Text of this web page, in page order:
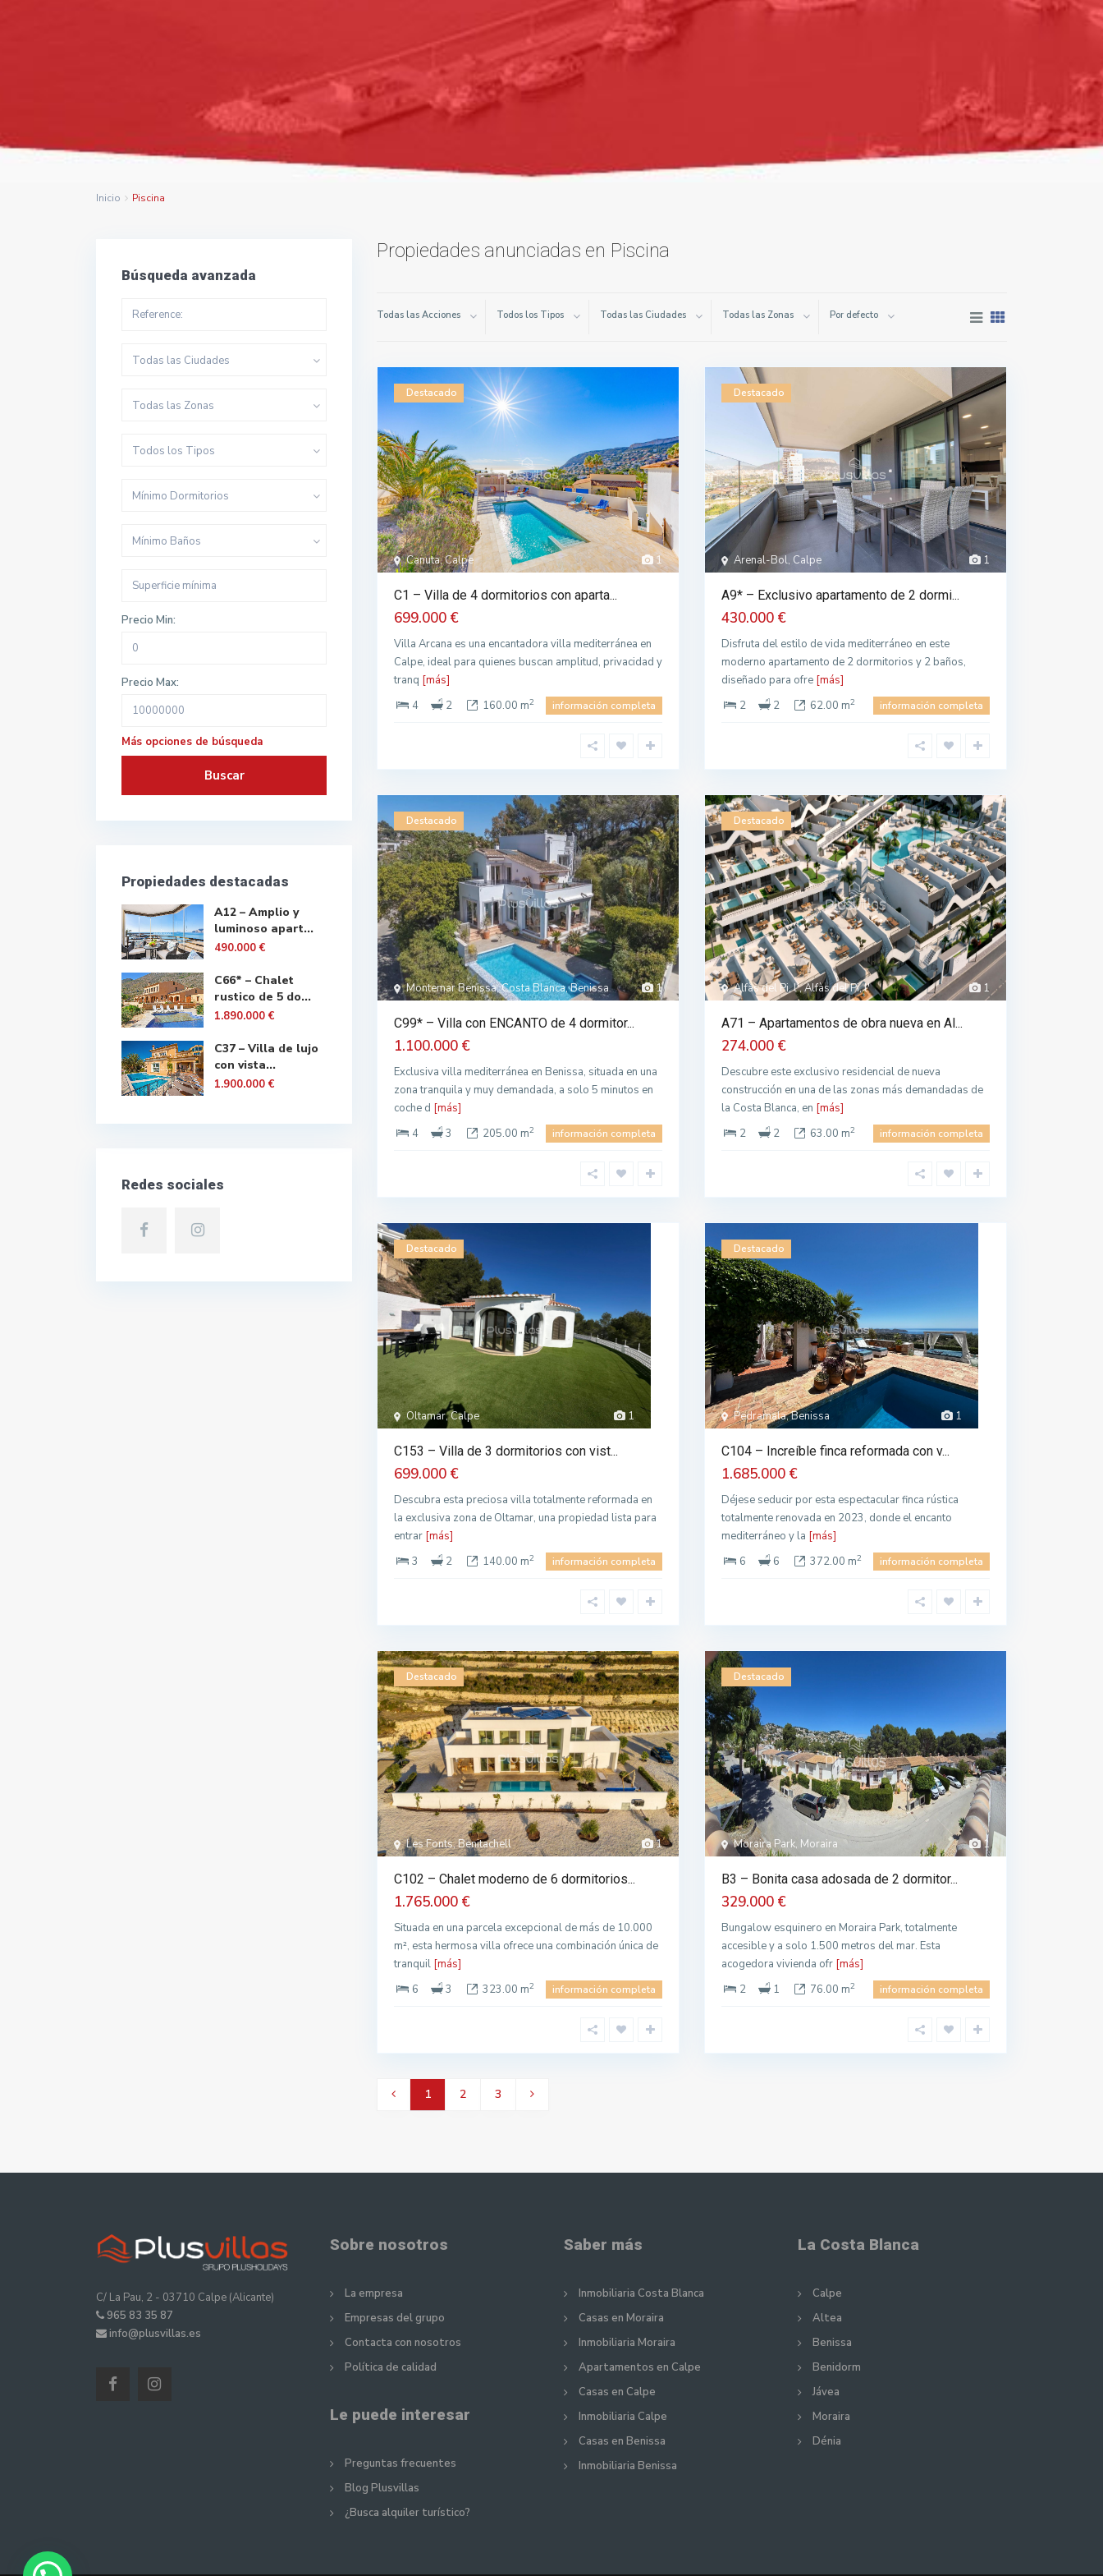
Inicio Piscina
Propiedades anunciadas en Piscina
Todas las Acciones Todos los Tipos Todas las Ciudades Todas las Zonas Por defecto
1
Canuta, Calpe
Destacado
C1 – Villa de 4 dormitorios con aparta...
699.000 €
Villa Arcana es una encantadora villa mediterránea en
Calpe, ideal para quienes buscan amplitud, privacidad y
tranq [más]
4
2 160.00 m2 información completa
1
Arenal-Bol, Calpe
Destacado
A9* – Exclusivo apartamento de 2 dormi...
430.000 €
Disfruta del estilo de vida mediterráneo en este
moderno apartamento de 2 dormitorios y 2 baños,
diseñado para ofre [más]
2
2 62.00 m2 información completa
1
Montemar Benissa, Costa Blanca, Benissa
Destacado
C99* – Villa con ENCANTO de 4 dormitor...
1.100.000 €
Exclusiva villa mediterránea en Benissa, situada en una
zona tranquila y muy demandada, a solo 5 minutos en
coche d [más]
4
3 205.00 m2 información completa
1
Alfàs del Pi, l', Alfàs del Pi, l'
Destacado
A71 – Apartamentos de obra nueva en Al...
274.000 €
Descubre este exclusivo residencial de nueva
construcción en una de las zonas más demandadas de
la Costa Blanca, en [más]
2
2 63.00 m2 información completa
1
Oltamar, Calpe
Destacado
C153 – Villa de 3 dormitorios con vist...
699.000 €
Descubra esta preciosa villa totalmente reformada en
la exclusiva zona de Oltamar, una propiedad lista para
entrar [más]
3
2 140.00 m2 información completa
1
Pedramala, Benissa
Destacado
C104 – Increíble finca reformada con v...
1.685.000 €
Déjese seducir por esta espectacular finca rústica
totalmente renovada en 2023, donde el encanto
mediterráneo y la [más]
6
6 372.00 m2 información completa
1
Les Fonts, Benitachell
Destacado
C102 – Chalet moderno de 6 dormitorios...
1.765.000 €
Situada en una parcela excepcional de más de 10.000
m², esta hermosa villa ofrece una combinación única de
tranquil [más]
6
3 323.00 m2 información completa
1
Moraira Park, Moraira
Destacado
B3 – Bonita casa adosada de 2 dormitor...
329.000 €
Bungalow esquinero en Moraira Park, totalmente
accesible y a solo 1.500 metros del mar. Esta
acogedora vivienda ofr [más]
2
1 76.00 m2 información completa
1 2 3
Búsqueda avanzada
Todas las Ciudades
Todas las Zonas
Todos los Tipos
Mínimo Dormitorios
Mínimo Baños
Precio Min:
Precio Max:
Más opciones de búsqueda
Buscar
Propiedades destacadas
A12 – Amplio y
luminoso apart...
490.000 €
C66* – Chalet
rustico de 5 do...
1.890.000 €
C37 – Villa de lujo
con vista...
1.900.000 €
Redes sociales
C/ La Pau, 2 - 03710 Calpe (Alicante)
965 83 35 87
info@plusvillas.es
Sobre nosotros
La empresa
Empresas del grupo
Contacta con nosotros
Política de calidad
Le puede interesar
Preguntas frecuentes
Blog Plusvillas
¿Busca alquiler turístico?
Saber más
Inmobiliaria Costa Blanca
Casas en Moraira
Inmobiliaria Moraira
Apartamentos en Calpe
Casas en Calpe
Inmobiliaria Calpe
Casas en Benissa
Inmobiliaria Benissa
La Costa Blanca
Calpe
Altea
Benissa
Benidorm
Jávea
Moraira
Dénia